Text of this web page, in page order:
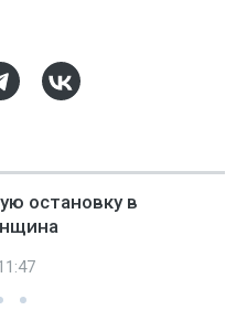
остановку в